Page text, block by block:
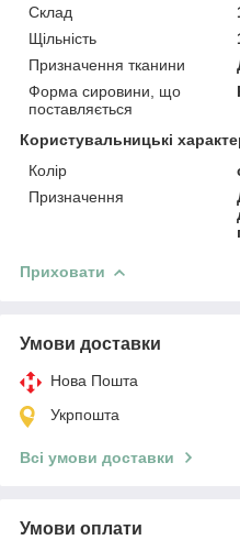
Склад
Щільність
Призначення тканини
Форма сировини, що
поставляється
Користувальницькі
Колір
Призначення
Приховати
Умови доставки
Нова Пошта
Укрпошта
Всі умови доставки
Умови оплати